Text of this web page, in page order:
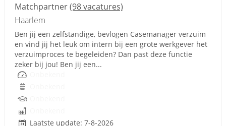
Matchpartner(98 vacatures)
Haarlem
Ben jij een zelfstandige, bevlogen Casemanager verzuim
en vind jij het leuk om intern bij een grote werkgever het
verzuimproces te begeleiden? Dan past deze functie
zeker bij jou! Ben jij een...
Laatste update: 7-8-2026